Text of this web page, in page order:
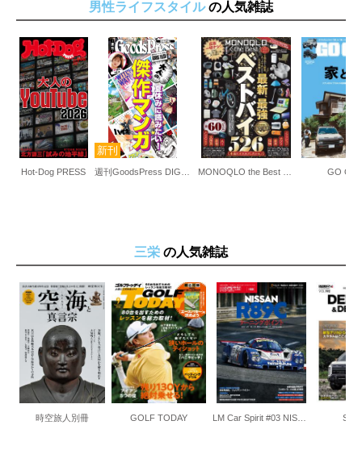
男性ライフスタイルの人気雑誌
Hot-Dog PRESS GO
三栄 の人気雑誌
時空旅人別冊 GOLF TODAY